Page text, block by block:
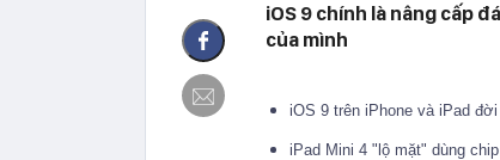
iOS 9 chính là nâng cấp
của mình
iOS 9 trên iPhone và iPad
iPad Mini 4 "lộ mặt" dùng